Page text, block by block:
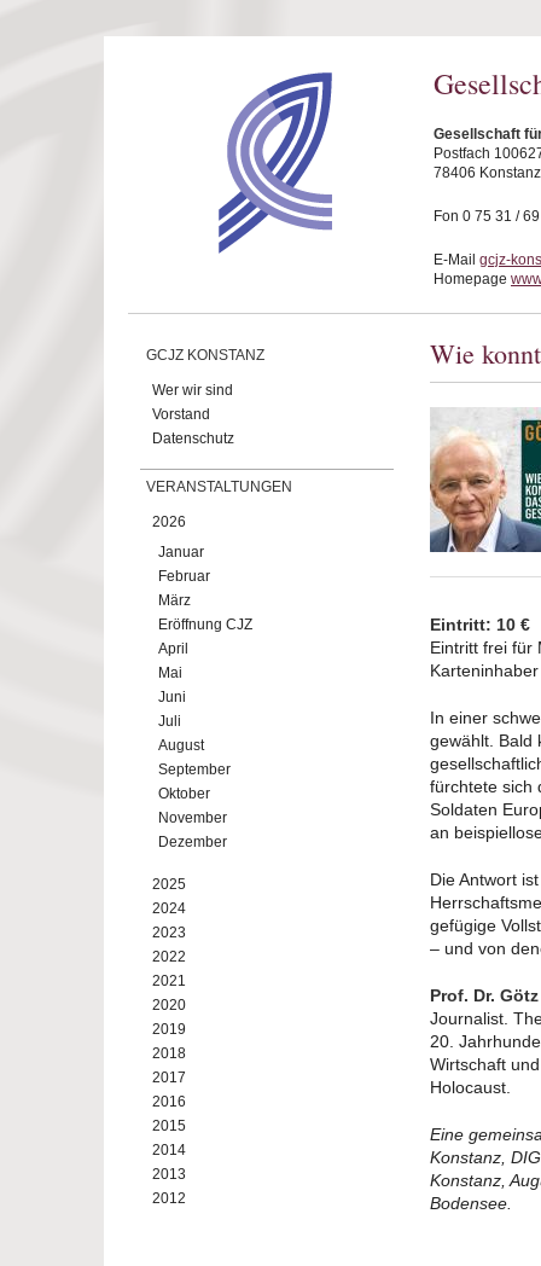
Gesellschaft
Postfach
78406 Konstanz
Fon 0 75 31 /
E-Mail gcjz-
Homepage
GCJZ KONSTANZ
Wer wir sind
Vorstand
Datenschutz
VERANSTALTUNGEN
2026
Januar
Februar
März
Eröffnung CJZ
April
Mai
Juni
Juli
August
September
Oktober
November
Dezember
2025
2024
2023
2022
2021
2020
2019
2018
2017
2016
2015
2014
2013
2012
Wie
Eintritt: 10 €
Eintritt frei für
Karteninhaber
In einer
gewählt. Bald
fürchtete sich
Soldaten
an
Die Antwort
gefügige
– und von
Prof. Dr.
Journalist.
20.
Wirtschaft
Holocaust.
Eine
Konstanz,
Konstanz,
Bodensee.